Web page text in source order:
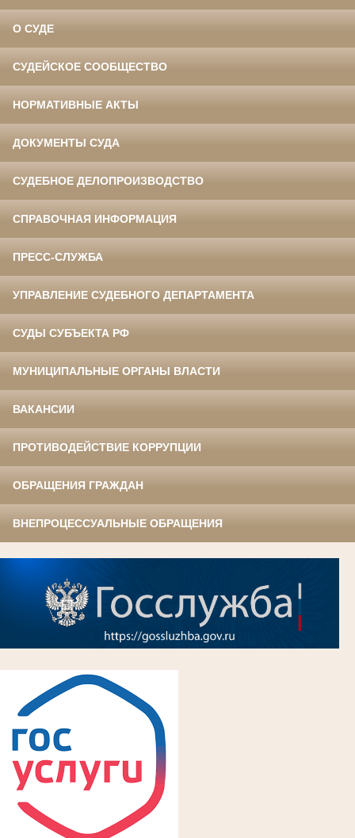
О СУДЕ
СУДЕЙСКОЕ СООБЩЕСТВО
НОРМАТИВНЫЕ АКТЫ
ДОКУМЕНТЫ СУДА
СУДЕБНОЕ ДЕЛОПРОИЗВОДСТВО
СПРАВОЧНАЯ ИНФОРМАЦИЯ
ПРЕСС-СЛУЖБА
УПРАВЛЕНИЕ СУДЕБНОГО ДЕПАРТАМЕНТА
СУДЫ СУБЪЕКТА РФ
МУНИЦИПАЛЬНЫЕ ОРГАНЫ ВЛАСТИ
ВАКАНСИИ
ПРОТИВОДЕЙСТВИЕ КОРРУПЦИИ
ОБРАЩЕНИЯ ГРАЖДАН
ВНЕПРОЦЕССУАЛЬНЫЕ ОБРАЩЕНИЯ